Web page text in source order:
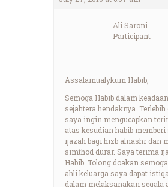
Ali Saroni
Participant
Assalamualykum Habib,
Semoga Habib dalam
sejahtera hendaknya. Terlebih
saya ingin mengucapkan
atas kesudian habib memberi
ijazah bagi hizb alnashr dan
simthod durar. Saya terima
Habib. Tolong doakan
ahli keluarga saya dapat
dalam melaksanakan segala